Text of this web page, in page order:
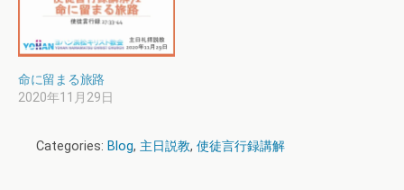
命に留まる旅路
2020年11月29日
Categories: Blog, 主日説教, 使徒言行録講解